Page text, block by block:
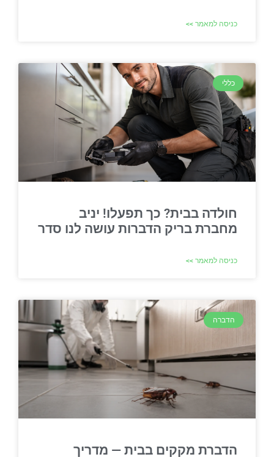
כניסה למאמר >>
כללי
חולדה בבית? כך תפעלו! יניב
מחברת בריק הדברות עושה לנו סדר
כניסה למאמר >>
הדברה
הדברת מקקים בבית — מדריך